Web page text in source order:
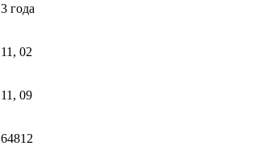
3 года
11, 02
11, 09
64812